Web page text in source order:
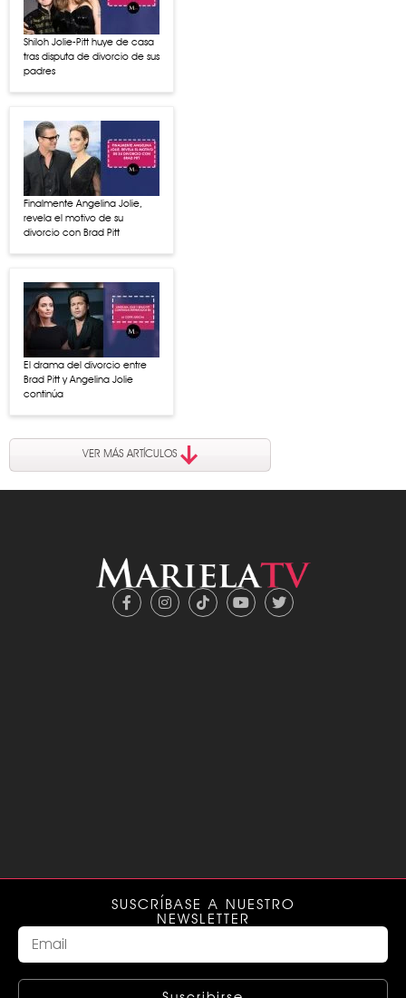
Shiloh Jolie-Pitt huye de casa
tras disputa de divorcio de sus
padres
Finalmente Angelina Jolie,
revela el motivo de su
divorcio con Brad Pitt
El drama del divorcio entre
Brad Pitt y Angelina Jolie
continúa
VER MÁS ARTÍCULOS
SUSCRÍBASE A NUESTRO
NEWSLETTER